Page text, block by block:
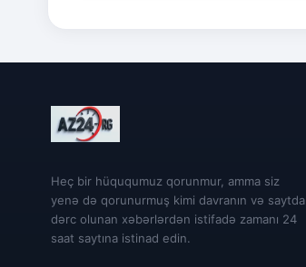
Heç bir hüququmuz qorunmur, amma siz
yenə də qorunurmuş kimi davranın və saytda
dərc olunan xəbərlərdən istifadə zamanı 24
saat saytına istinad edin.